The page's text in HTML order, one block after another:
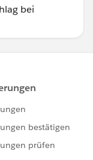
bei